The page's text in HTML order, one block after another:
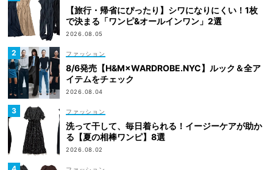
【旅行・帰省にぴったり】シワになりにくい！1枚
で決まる「ワンピ&オールインワン」2選
2026.08.05
ファッション
8/6発売【H&M×WARDROBE.NYC】ルック＆全ア
イテムをチェック
2026.08.04
ファッション
洗って干して、毎日着られる！イージーケアが助か
る【夏の相棒ワンピ】8選
2026.08.02